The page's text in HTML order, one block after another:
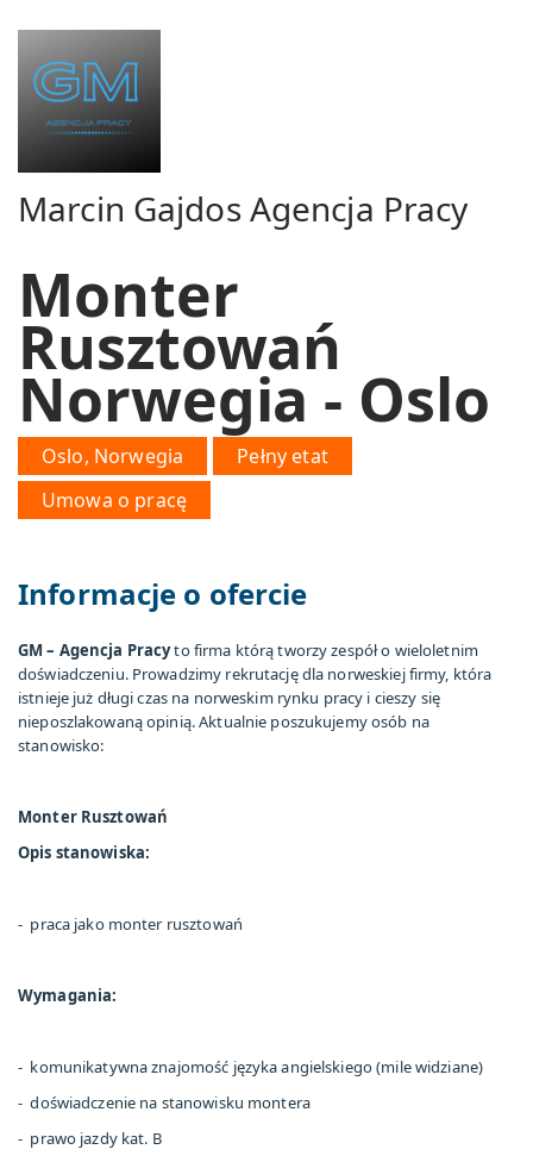
Marcin Gajdos Agencja Pracy
Monter
Rusztowań
Norwegia - Oslo
Oslo, Norwegia
Pełny etat
Umowa o pracę
Informacje o ofercie
GM – Agencja Pracyto firma którą tworzy zespół o wieloletnim
doświadczeniu. Prowadzimy rekrutację dla norweskiej firmy, która
istnieje już długi czas na norweskim rynku pracy i cieszy się
nieposzlakowaną opinią. Aktualnie poszukujemy osób na
stanowisko:
Monter Rusztowań
Opis stanowiska:
- praca jako monter rusztowań
Wymagania:
- komunikatywna znajomość języka angielskiego (mile widziane)
- doświadczenie na stanowisku montera
- prawo jazdy kat. B